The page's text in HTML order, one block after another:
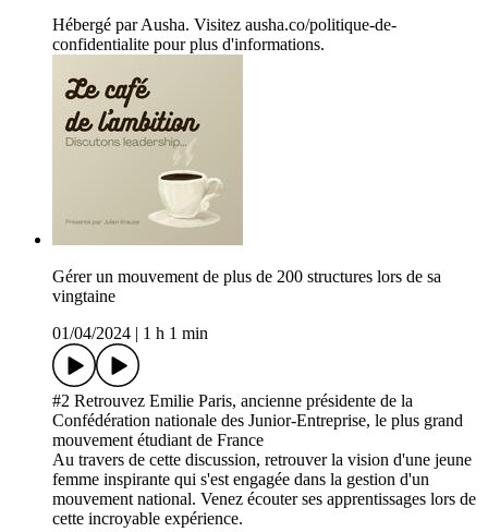
Hébergé par Ausha. Visitez ausha.co/politique-de-
confidentialite pour plus d'informations.
Gérer un mouvement de plus de 200 structures lors de sa
vingtaine
01/04/2024
1 h 1 min
#2 Retrouvez Emilie Paris, ancienne présidente de la
Confédération nationale des Junior-Entreprise, le plus grand
mouvement étudiant de France
Au travers de cette discussion, retrouver la vision d'une jeune
femme inspirante qui s'est engagée dans la gestion d'un
mouvement national. Venez écouter ses apprentissages lors de
cette incroyable expérience.